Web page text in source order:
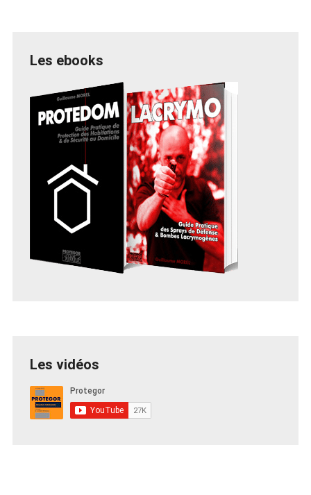
Les ebooks
Les vidéos